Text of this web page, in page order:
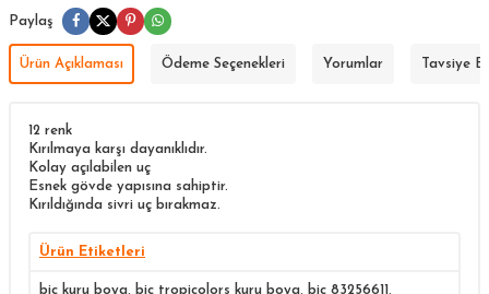
Paylaş
Ürün Açıklaması Ödeme Seçenekleri Yorumlar Tavsiye
12 renk
Kırılmaya karşı dayanıklıdır.
Kolay açılabilen uç
Esnek gövde yapısına sahiptir.
Kırıldığında sivri uç bırakmaz.
Ürün Etiketleri
bic kuru boya, bic tropicolors kuru boya, bic 83256611,